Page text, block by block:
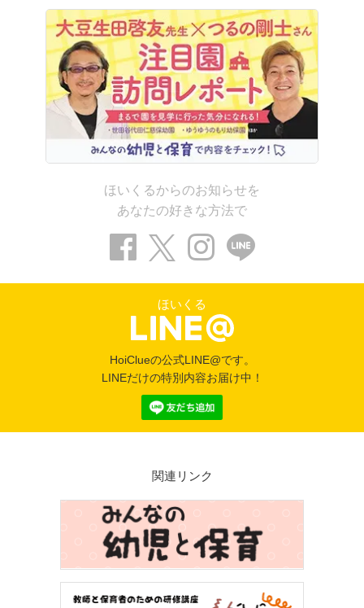
ほいくるからのお知らせを
あなたの好きな方法で
ほいくる
HoiClueの公式LINE@です。
LINEだけの特別内容お届け中！
関連リンク